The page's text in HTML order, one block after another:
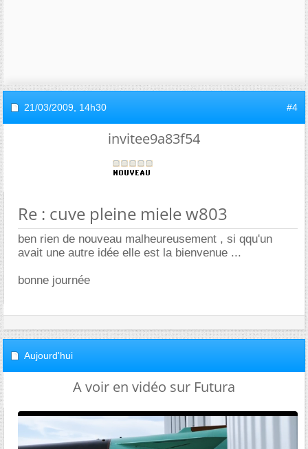
21/03/2009, 14h30 #4
invitee9a83f54
Re : cuve pleine miele w803
ben rien de nouveau malheureusement , si qqu'un
avait une autre idée elle est la bienvenue ...
bonne journée
Aujourd'hui
A voir en vidéo sur Futura